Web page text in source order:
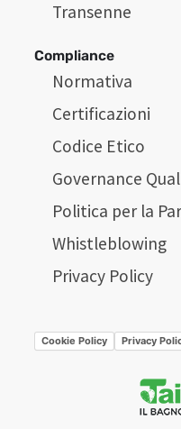
Transenne
Compliance
Normativa
Certificazioni
Codice Etico
Governance
Politica per la
Whistleblowing
Privacy Policy
Cookie Policy Privacy